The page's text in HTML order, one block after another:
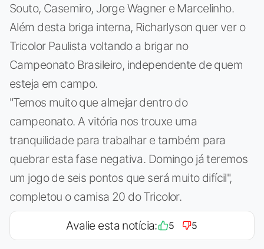
Souto, Casemiro, Jorge Wagner e Marcelinho.
Além desta briga interna, Richarlyson quer ver o
Tricolor Paulista voltando a brigar no
Campeonato Brasileiro, independente de quem
esteja em campo.
"Temos muito que almejar dentro do
campeonato. A vitória nos trouxe uma
tranquilidade para trabalhar e também para
quebrar esta fase negativa. Domingo já teremos
um jogo de seis pontos que será muito difícil",
completou o camisa 20 do Tricolor.
Avalie esta notícia: 5 5